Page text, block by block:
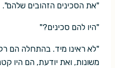
"את הסכינים הזהובים שלהם".
"היו להם סכינים?"
"לא ראינו מיד. בהתחלה הם רק
משונות, ואת יודעת, הם היו